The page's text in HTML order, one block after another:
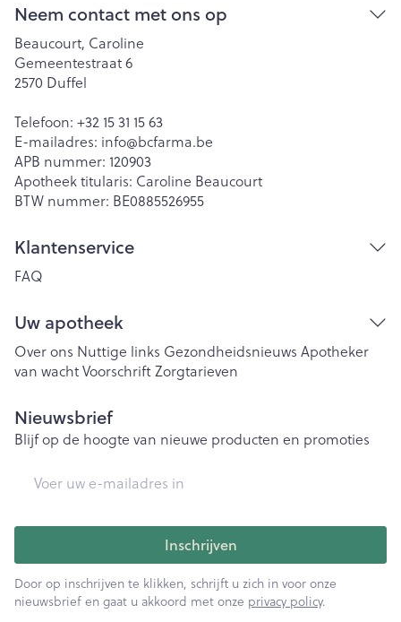
Neem contact met ons op
Beaucourt, Caroline
Gemeentestraat 6
2570 Duffel
Telefoon: +32 15 31 15 63
E-mailadres: info@bcfarma.be
APB nummer: 120903
Apotheek titularis: Caroline Beaucourt
BTW nummer: BE0885526955
Klantenservice
FAQ
Uw apotheek
Over ons Nuttige links Gezondheidsnieuws Apotheker
van wachtVoorschriftZorgtarieven
Nieuwsbrief
Blijf op de hoogte van nieuwe producten en promoties
Inschrijven
Door op inschrijven te klikken, schrijft u zich in voor onze
nieuwsbrief en gaat u akkoord met onze privacy policy.